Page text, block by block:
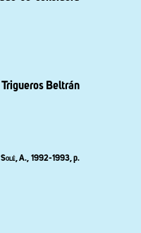
Beltrán
Solé, A., 1992-1993,p.